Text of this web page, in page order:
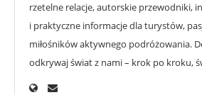
rzetelne relacje, autorskie przewodniki,
i praktyczne informacje dla turystów,
miłośników aktywnego podróżowania.
odkrywaj świat z nami – krok po kroku,